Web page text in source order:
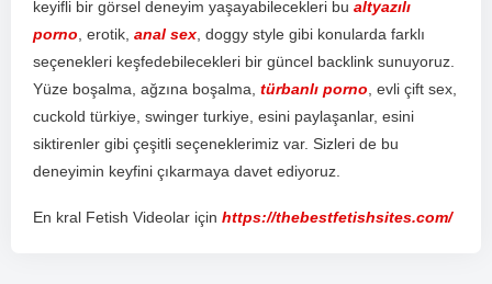
keyifli bir görsel deneyim yaşayabilecekleri bu altyazılı
porno erotik anal sex doggy style gibi konularda farklı
seçenekleri keşfedebilecekleri bir güncel backlink sunuyoruz
Yüze boşalma ağzına boşalma türbanlı porno evli çift sex
cuckold türkiye swinger turkiye esini paylaşanlar, esini
siktirenler gibi çeşitli seçeneklerimiz var. Sizleri de bu
deneyimin keyfini çıkarmaya davet ediyoruz
En kral Fetish Videolar için https://thebestfetishsites.com/